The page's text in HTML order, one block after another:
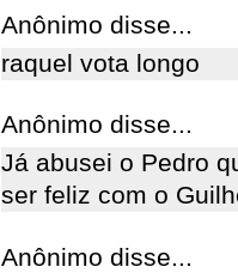
Anônimo disse...
raquel vota longo
Anônimo disse...
Já abusei o Pedro
ser feliz com o
Anônimo disse...